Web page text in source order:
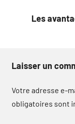
Les
Laisser un
Votre adresse e-
obligatoires sont